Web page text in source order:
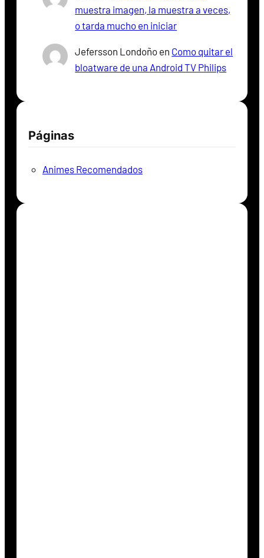
muestra imagen, la muestra a veces,
o tarda mucho en iniciar
Jefersson Londoño en Como quitar el
bloatware de una Android TV Philips
Páginas
Animes Recomendados